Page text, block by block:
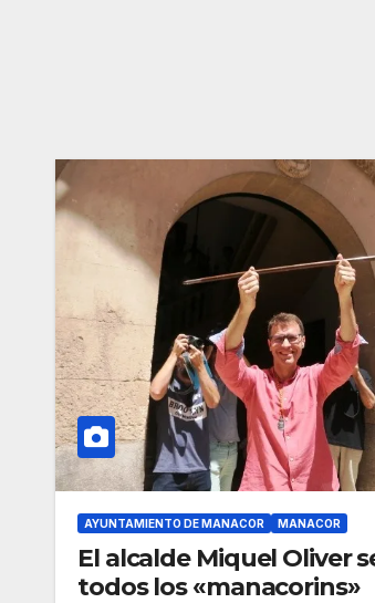
AYUNTAMIENTO DE MANACOR MANACOR
El alcalde Miquel Oliver
todos los «manacorins»